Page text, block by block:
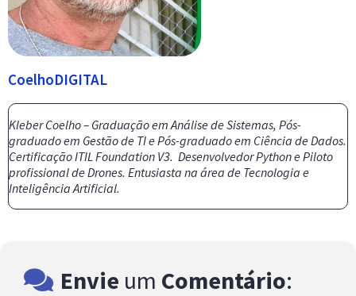
CoelhoDIGITAL
Kleber Coelho – Graduação em Análise de Sistemas, Pós-
graduado em Gestão de TI e Pós-graduado em Ciência de Dados.
Certificação ITIL Foundation V3. Desenvolvedor Python e Piloto
profissional de Drones. Entusiasta na área de Tecnologia e
Inteligência Artificial.
Envie um Comentário: